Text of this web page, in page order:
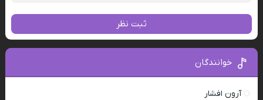
ثبت نظر
خوانندگان
آرون افشار